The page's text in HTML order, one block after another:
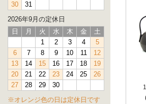
30
31
2026年9月の定休日
日
月 火 水 木 金
土
1
2 3 4
5
6
7 8 9 10 11
12
13
14 15 16 17 18
19
20
21 22 23 24 25
26
27
28 29
30
※オレンジ色の日は定休日です